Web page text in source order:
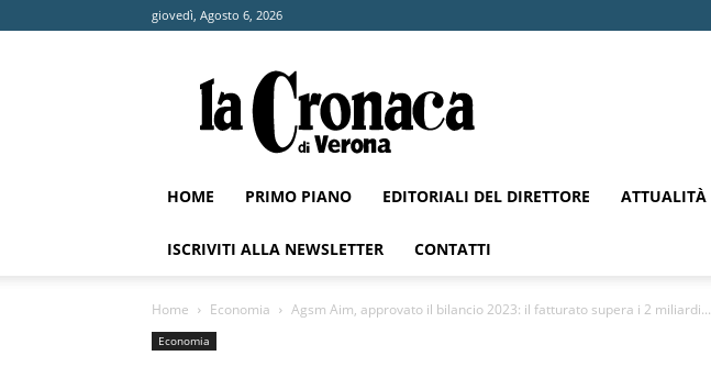
giovedì, Agosto 6, 2026
Cronaca
di
Verona
HOME PRIMO PIANO EDITORIALI DEL DIRETTORE ATTUALITÀ
ISCRIVITI ALLA NEWSLETTER CONTATTI
Home Economia Agsm Aim, approvato il bilancio 2023: il fatturato supera i 2 miliardi...
Economia